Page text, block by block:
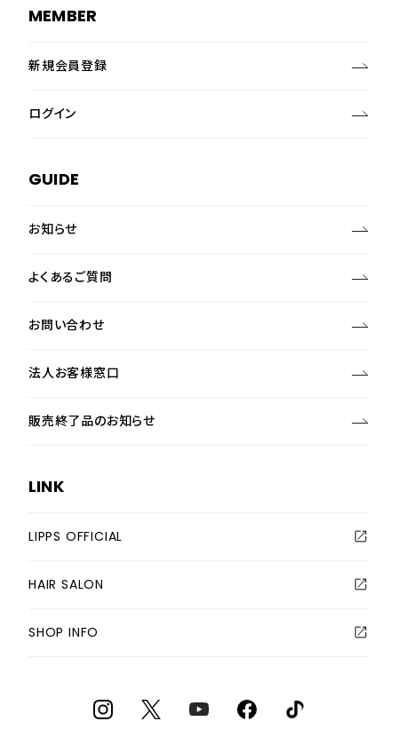
MEMBER
新規会員登録
ログイン
GUIDE
お知らせ
よくあるご質問
お問い合わせ
法人お客様窓口
販売終了品のお知らせ
LINK
LIPPS OFFICIAL
HAIR SALON
SHOP INFO